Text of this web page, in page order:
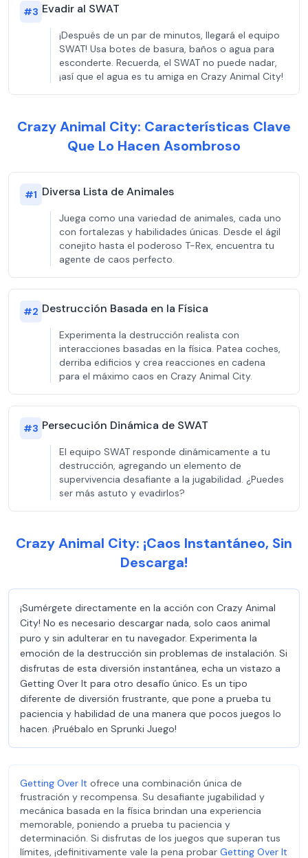
#3 Evadir al SWAT
¡Después de un par de minutos, llegará el equipo
SWAT! Usa botes de basura, baños o agua para
esconderte. Recuerda, el SWAT no puede nadar,
¡así que el agua es tu amiga en Crazy Animal City!
Crazy Animal City: Características Clave
Que Lo Hacen Asombroso
#1 Diversa Lista de Animales
Juega como una variedad de animales, cada uno
con fortalezas y habilidades únicas. Desde el ágil
conejito hasta el poderoso T-Rex, encuentra tu
agente de caos perfecto.
#2 Destrucción Basada en la Física
Experimenta la destrucción realista con
interacciones basadas en la física. Patea coches,
derriba edificios y crea reacciones en cadena
para el máximo caos en Crazy Animal City.
#3 Persecución Dinámica de SWAT
El equipo SWAT responde dinámicamente a tu
destrucción, agregando un elemento de
supervivencia desafiante a la jugabilidad. ¿Puedes
ser más astuto y evadirlos?
Crazy Animal City: ¡Caos Instantáneo, Sin
Descarga!
¡Sumérgete directamente en la acción con Crazy Animal
City! No es necesario descargar nada, solo caos animal
puro y sin adulterar en tu navegador. Experimenta la
emoción de la destrucción sin problemas de instalación. Si
disfrutas de esta diversión instantánea, echa un vistazo a
Getting Over It para otro desafío único. Es un tipo
diferente de diversión frustrante, que pone a prueba tu
paciencia y habilidad de una manera que pocos juegos lo
hacen. ¡Pruébalo en Sprunki Juego!
Getting Over It ofrece una combinación única de
frustración y recompensa. Su desafiante jugabilidad y
mecánica basada en la física brindan una experiencia
memorable, poniendo a prueba tu paciencia y
determinación. Si disfrutas de los juegos que superan tus
límites, ¡definitivamente vale la pena probar Getting Over It